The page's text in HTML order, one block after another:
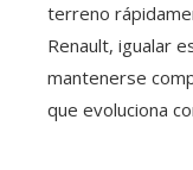
terreno
Renault, igualar
mantenerse
que evoluciona